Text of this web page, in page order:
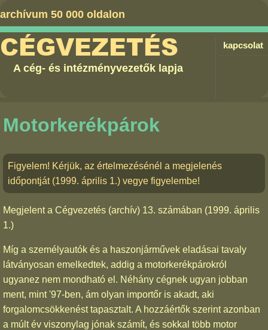
archívum 50 000 oldalon
kapcsolat
CÉGVEZETÉS
A cég- és intézményvezetők lapja
Motorkerékpárok
Figyelem! Kérjük, az értelmezésénél a megjelenés
időpontját (1999. április 1.) vegye figyelembe!
Megjelent a Cégvezetés (archív) 13. számában (1999. április
1.)
Míg a személyautók és a haszonjárművek eladásai tavaly
látványosan emelkedtek, addig a motorkerékpárokról
ugyanez nem mondható el. Néhány cégnek ugyan jobban
ment, mint '97-ben, ám olyan importőr is akadt, aki
forgalomcsökkenést tapasztalt. A hozzáértők szerint azonban
a múlt év viszonylag jónak számít, és sokkal több motor